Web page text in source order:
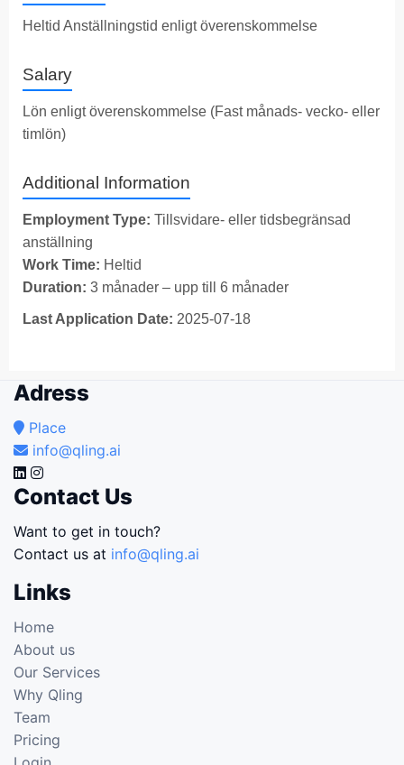
Heltid Anställningstid enligt överenskommelse
Salary
Lön enligt överenskommelse (Fast månads- vecko- eller
timlön)
Additional Information
Employment Type: Tillsvidare- eller tidsbegränsad
anställning
Work Time: Heltid
Duration: 3 månader – upp till 6 månader
Last Application Date: 2025-07-18
Adress
Place
info@qling.ai
Contact Us
Want to get in touch?
Contact us at info@qling.ai
Links
Home
About us
Our Services
Why Qling
Team
Pricing